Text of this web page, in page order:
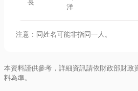
長
洋
注意：同姓名可能非指同一人。
本資料謹供參考，詳細資訊請依財政部財政
料為準。